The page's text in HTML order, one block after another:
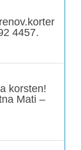
4457.
korsten!
Mati –